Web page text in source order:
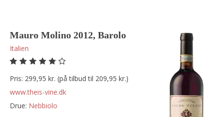
Mauro Molino 2012, Barolo
Italien
Pris: 299,95 kr. (på tilbud til 209,95 kr.)
www.theis-vine.dk
Drue:
nebbiolo